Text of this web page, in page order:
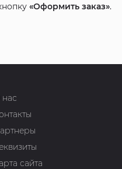
«Оформить заказ».
сайта